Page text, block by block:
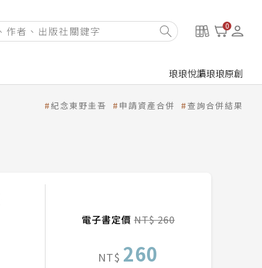
0
琅琅悅讀琅琅原創
紀念東野圭吾 申請資產合併 查詢合併結果
電子書定價NT$ 260
NT$ 260